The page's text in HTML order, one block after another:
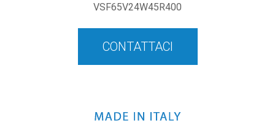
VSF65V24W45R400
CONTATTACI